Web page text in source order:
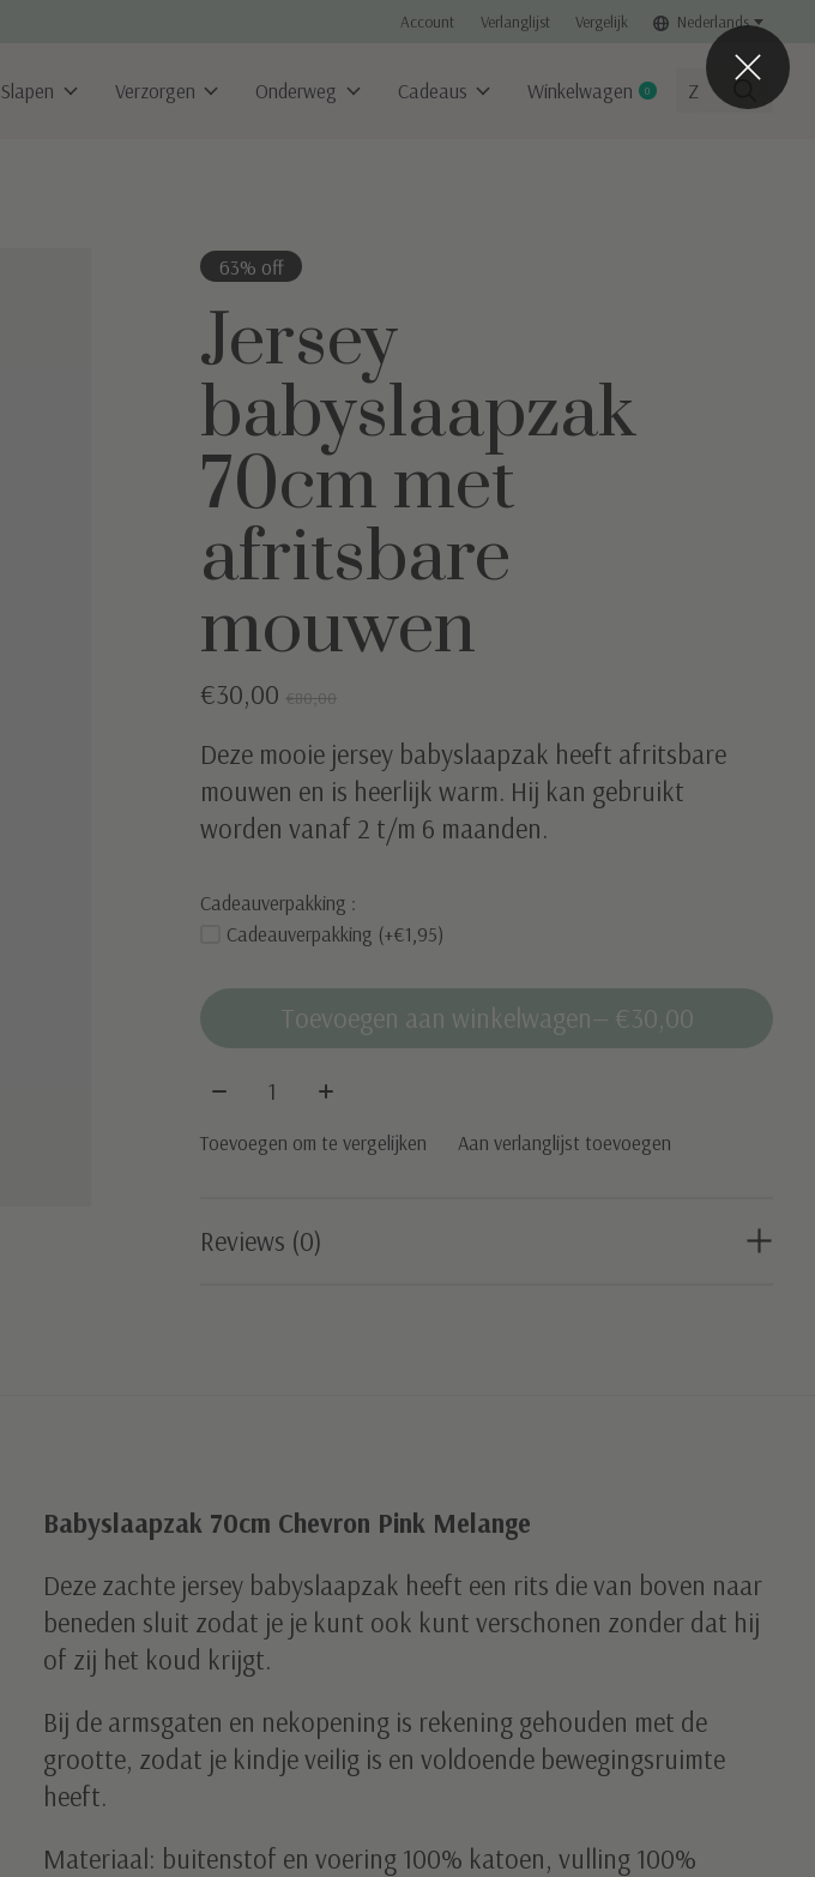
Account Verlanglijst Vergelijk Nederlands
Slapen Verzorgen Onderweg Cadeaus Winkelwagen 0items
63% off
Jersey
babyslaapzak
70cm met
afritsbare
mouwen
€30,00 €80,00
Deze mooie jersey babyslaapzak heeft afritsbare
mouwen en is heerlijk warm. Hij kan gebruikt
worden vanaf 2 t/m 6 maanden.
Cadeauverpakking :
Cadeauverpakking (+€1,95)
Toevoegen aan winkelwagen
— €30,00
Aantal:
Toevoegen om te vergelijken Aan verlanglijst toevoegen
Reviews (0)
Babyslaapzak 70cm Chevron Pink Melange
Deze zachte jersey babyslaapzak heeft een rits die van boven naar
beneden sluit zodat je je kunt ook kunt verschonen zonder dat hij
of zij het koud krijgt.
Bij de armsgaten en nekopening is rekening gehouden met de
grootte, zodat je kindje veilig is en voldoende bewegingsruimte
heeft.
Materiaal: buitenstof en voering 100% katoen, vulling 100%